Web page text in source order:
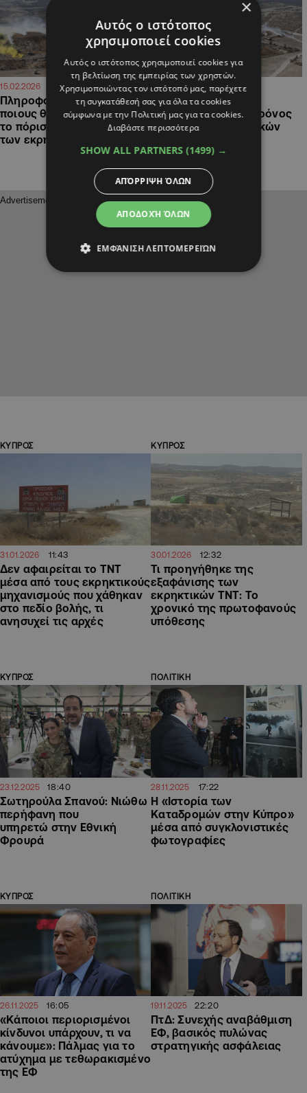
15.02.2026 20:43
Πληροφορίες ALPHA: Σε
ποιους θα ρίχνει ευθύνες
το πόρισμα για την κλοπή
των εκρηκτικών
03.02.2026 20:53
Υπόθεση TNT:
Προσδιορίστηκε ο χρόνος
κλοπής των εκρηκτικών
ΚΥΠΡΟΣ
31.01.2026 11:43
Δεν αφαιρείται το TNT
μέσα από τους εκρηκτικούς
μηχανισμούς που χάθηκαν
στο πεδίο βολής, τι
ανησυχεί τις αρχές
ΚΥΠΡΟΣ
30.01.2026 12:32
Τι προηγήθηκε της
εξαφάνισης των
εκρηκτικών TNT: Το
χρονικό της πρωτοφανούς
υπόθεσης
ΚΥΠΡΟΣ
23.12.2025 18:40
Σωτηρούλα Σπανού: Νιώθω
περήφανη που
υπηρετώ στην Εθνική
Φρουρά
ΠΟΛΙΤΙΚΗ
28.11.2025 17:22
Η «Ιστορία των
Καταδρομών στην Κύπρο»
μέσα από συγκλονιστικές
φωτογραφίες
ΚΥΠΡΟΣ
26.11.2025 16:05
«Kάποιοι περιορισμένοι
κίνδυνοι υπάρχουν, τι να
κάνουμε»: Πάλμας για το
ατύχημα με τεθωρακισμένο
της ΕΦ
ΠΟΛΙΤΙΚΗ
19.11.2025 22:20
ΠτΔ: Συνεχής αναβάθμιση
ΕΦ, βασικός πυλώνας
στρατηγικής ασφάλειας
×
Αυτός ο ιστότοπος
χρησιμοποιεί cookies
Αυτός ο ιστότοπος χρησιμοποιεί cookies για
τη βελτίωση της εμπειρίας των χρηστών.
Χρησιμοποιώντας τον ιστότοπό μας, παρέχετε
τη συγκατάθεσή σας για όλα τα cookies
σύμφωνα με την Πολιτική μας για τα cookies.
Διαβάστε περισσότερα
SHOW ALL PARTNERS (1499) →
ΑΠΟΔΟΧΉ ΌΛΩΝ
ΑΠΌΡΡΙΨΗ ΌΛΩΝ
ΕΜΦΆΝΙΣΗ ΛΕΠΤΟΜΕΡΕΙΏΝ